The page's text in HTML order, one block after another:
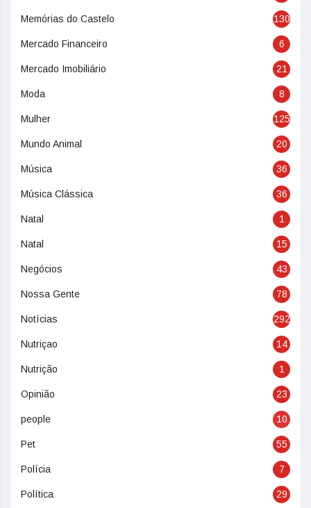
Memórias do Castelo 130
Mercado Financeiro 6
Mercado Imobiliário 21
Moda 8
Mulher 125
Mundo Animal 20
Música 36
Música Clássica 36
Natal 1
Natal 15
Negócios 43
Nossa Gente 78
Notícias 292
Nutriçao 14
Nutrição 1
Opinião 23
people 10
Pet 55
Polícia 7
Política 29